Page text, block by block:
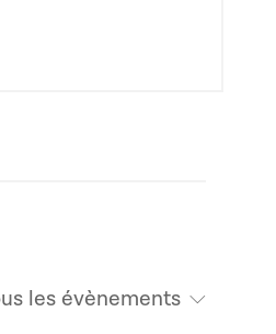
les évènements